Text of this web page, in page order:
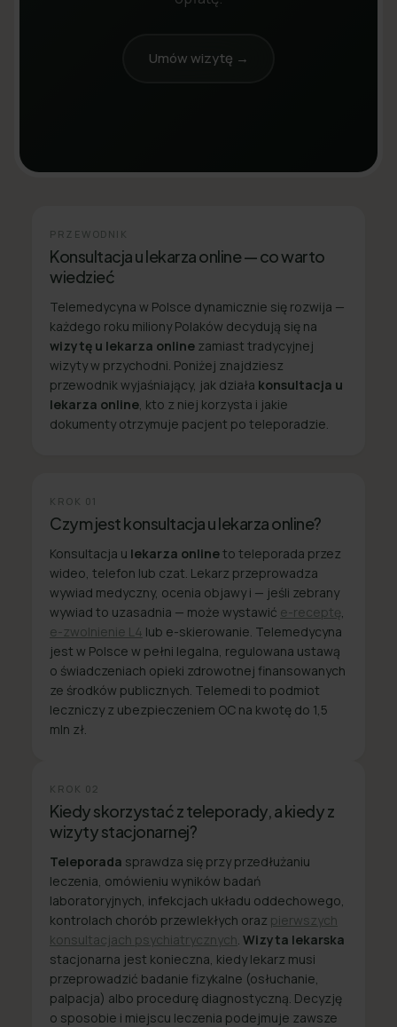
Umów wizytę →
PRZEWODNIK
Konsultacja u lekarza online — co warto
wiedzieć
Telemedycyna w Polsce dynamicznie się rozwija —
każdego roku miliony Polaków decydują się na
wizytę u lekarza online zamiast tradycyjnej
wizyty w przychodni. Poniżej znajdziesz
przewodnik wyjaśniający, jak działa konsultacja u
lekarza online , kto z niej korzysta i jakie
dokumenty otrzymuje pacjent po teleporadzie.
KROK 01
Czym jest konsultacja u lekarza online?
Konsultacja u lekarza onlineto teleporada przez
wideo, telefon lub czat. Lekarz przeprowadza
wywiad medyczny, ocenia objawy i — jeśli zebrany
wywiad to uzasadnia — może wystawić e-receptę
e-zwolnienie L4 lub e-skierowanie. Telemedycyna
jest w Polsce w pełni legalna, regulowana ustawą
o świadczeniach opieki zdrowotnej finansowanych
ze środków publicznych. Telemedi to podmiot
leczniczy z ubezpieczeniem OC na kwotę do 1,5
mln zł.
KROK 02
Kiedy skorzystać z teleporady, a kiedy z
wizyty stacjonarnej?
Teleporada sprawdza się przy przedłużaniu
leczenia, omówieniu wyników badań
laboratoryjnych, infekcjach układu oddechowego,
kontrolach chorób przewlekłych oraz pierwszych
konsultacjach psychiatrycznych Wizyta lekarska
stacjonarna jest konieczna, kiedy lekarz musi
przeprowadzić badanie fizykalne (osłuchanie,
palpacja) albo procedurę diagnostyczną. Decyzję
o sposobie i miejscu leczenia podejmuje zawsze